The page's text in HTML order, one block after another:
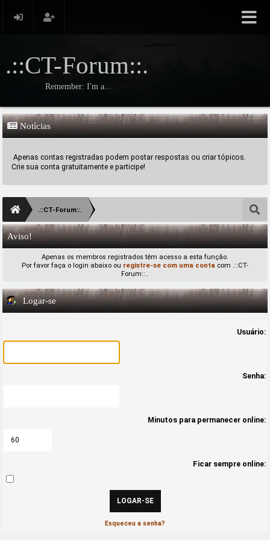
.::CT-Forum::.
Remember: I'm a...
Notícias
Apenas contas registradas podem postar respostas ou criar tópicos.
Crie sua conta gratuitamente e participe!
.::CT-Forum::.
Aviso!
Apenas os membros registrados têm acesso a esta função.
Por favor faça o login abaixo ou registre-se com uma conta com .::CT-
Forum::..
Logar-se
Usuário:
Senha:
Minutos para permanecer online:
Ficar sempre online:
Esqueceu a senha?